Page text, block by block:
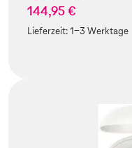
144,95 €
Lieferzeit:1-3 Werktage